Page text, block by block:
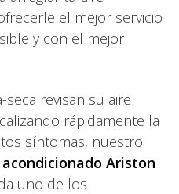
el mejor servicio
y con el mejor
revisan su aire
rápidamente la
síntomas, nuestro
Ariston
uno de los